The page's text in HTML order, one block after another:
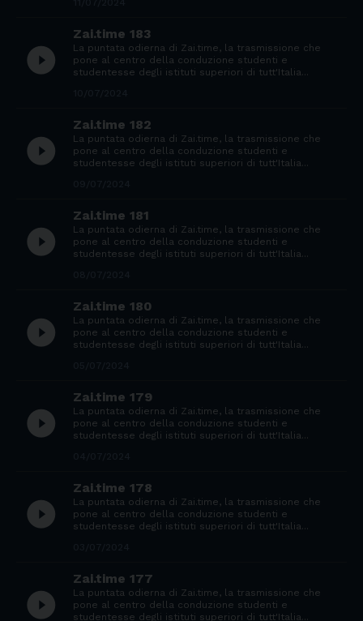
play_circle_filled
Zai.time 183
La puntata odierna di Zai.time, la trasmissione che
pone al centro della conduzione studenti e
studentesse degli istituti superiori di tutt'Italia...
play_circle_filled
Zai.time 182
La puntata odierna di Zai.time, la trasmissione che
pone al centro della conduzione studenti e
studentesse degli istituti superiori di tutt'Italia...
play_circle_filled
Zai.time 181
La puntata odierna di Zai.time, la trasmissione che
pone al centro della conduzione studenti e
studentesse degli istituti superiori di tutt'Italia...
play_circle_filled
Zai.time 180
La puntata odierna di Zai.time, la trasmissione che
pone al centro della conduzione studenti e
studentesse degli istituti superiori di tutt'Italia...
play_circle_filled
Zai.time 179
La puntata odierna di Zai.time, la trasmissione che
pone al centro della conduzione studenti e
studentesse degli istituti superiori di tutt'Italia...
play_circle_filled
Zai.time 178
La puntata odierna di Zai.time, la trasmissione che
pone al centro della conduzione studenti e
studentesse degli istituti superiori di tutt'Italia...
play_circle_filled
Zai.time 177
La puntata odierna di Zai.time, la trasmissione che
pone al centro della conduzione studenti e
studentesse degli istituti superiori di tutt'Italia...